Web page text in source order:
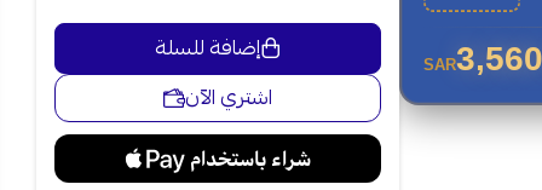
SAR
إضافة للسلة
اشتري الآن